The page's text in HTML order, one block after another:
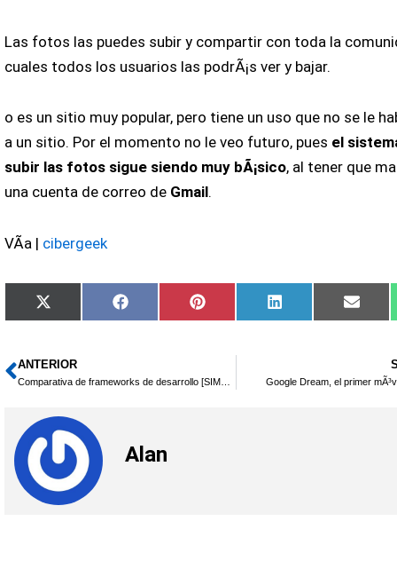
Las fotos las puedes subir y compartir con toda la
cuales todos los usuarios las podrÃ¡s ver y bajar.
o es un sitio muy popular, pero tiene un uso que no se le
a un sitio. Por el momento no le veo futuro, pues el
subir las fotos sigue siendo muy bÃ¡sico, al tener que
una cuenta de correo de Gmail.
VÃ­a | cibergeek
Compartir
en
X
(Twitter)
Compartir
en
Facebook
Compartir
en
Pinterest
Compartir
en
LinkedIn
en
Email
Ant
ANTERIOR
Google Dream, el primer
Alan